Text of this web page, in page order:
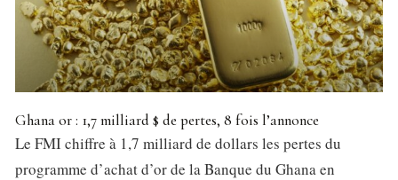
Ghana or : 1,7 milliard $ de pertes, 8 fois l’annonce
Le FMI chiffre à 1,7 milliard de dollars les pertes du
programme d’achat d’or de la Banque du Ghana en